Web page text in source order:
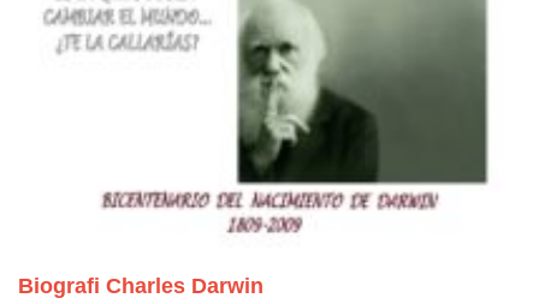
Biografi Charles Darwin